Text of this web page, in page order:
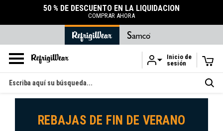
Ir al contenido principal
50 % DE DESCUENTO EN LA LIQUIDACIÓN
COMPRAR AHORA
Inicio de
sesión
Buscar
en
REBAJAS DE FIN DE VERANO